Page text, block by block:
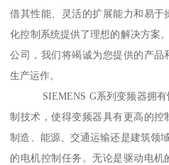
借其性能、灵活的扩展能力和易
化控制系统提供了理想的解决方案
公司，我们将竭诚为您提供的产
生产运作。
SIEMENS G系列变频器拥有
制技术，使得变频器具有更高的
制造、能源、交通运输还是建筑领
的电机控制任务。无论是驱动电